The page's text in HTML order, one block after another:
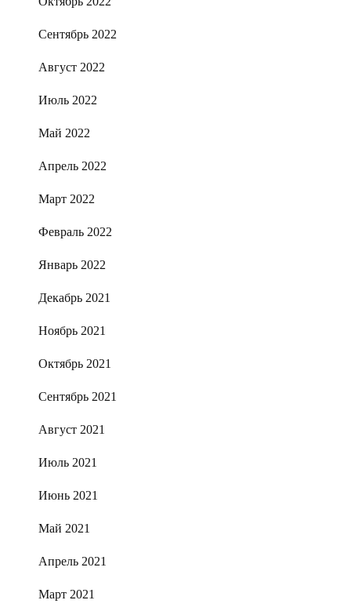
Сентябрь 2022
Август 2022
Июль 2022
Май 2022
Апрель 2022
Март 2022
Февраль 2022
Январь 2022
Декабрь 2021
Ноябрь 2021
Октябрь 2021
Сентябрь 2021
Август 2021
Июль 2021
Июнь 2021
Май 2021
Апрель 2021
Март 2021